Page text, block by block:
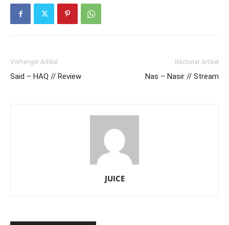
Vorheriger Artikel
Said – HAQ // Review
Nächster Artikel
Nas – Nasir // Stream
JUICE